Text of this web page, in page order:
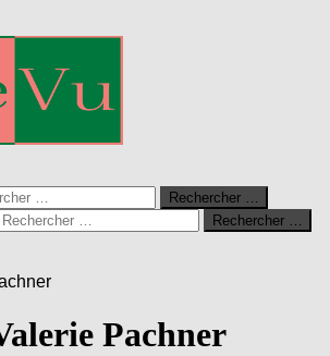
Rechercher …
Rechercher …
Pachner